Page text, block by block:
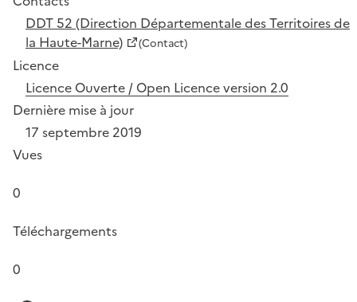
DDT 52 (Direction Départementale des Territoires de
la Haute-Marne)
(Contact)
Licence
Licence Ouverte / Open Licence version 2.0
Dernière mise à jour
17 septembre 2019
Vues
0
Téléchargements
0